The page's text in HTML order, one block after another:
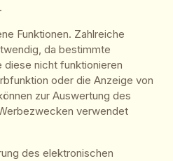
Funktionen. Zahlreiche
da bestimmte
nicht funktionieren
oder die Anzeige von
zur Auswertung des
verwendet
des elektronischen